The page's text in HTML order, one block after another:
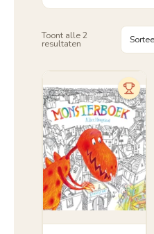
Toont alle 2
resultaten